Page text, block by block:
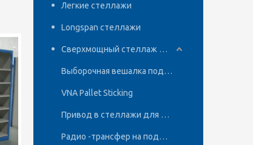
Легкие стеллажи
Longspan стеллажи
Сверхмощный стеллаж для поддонов
Выборочная вешалка поддонов
VNA Pallet Sticking
Привод в стеллажи для поддонов
Радио -трансфер на поддонах